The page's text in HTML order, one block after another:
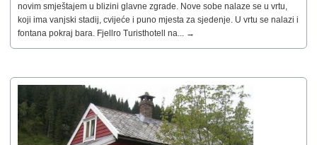
novim smještajem u blizini glavne zgrade. Nove sobe nalaze se u vrtu,
koji ima vanjski stadij, cvijeće i puno mjesta za sjedenje. U vrtu se nalazi i
fontana pokraj bara. Fjellro Turisthotell na... →